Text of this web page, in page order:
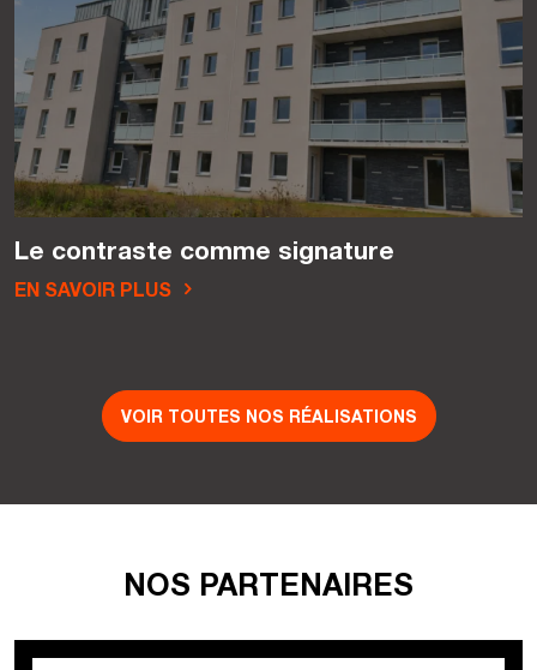
Le contraste comme signature
EN SAVOIR PLUS
VOIR TOUTES NOS RÉALISATIONS
NOS PARTENAIRES